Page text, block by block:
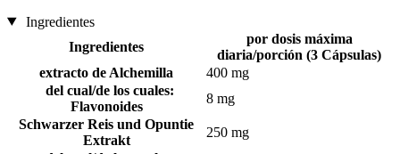
Ingredientes
Ingredientes
por dosis máxima
diaria/porción (3 Cápsulas)
extracto de Alchemilla
400 mg
del cual/de los cuales:
Flavonoides
8 mg
Schwarzer Reis und Opuntie
Extrakt
250 mg